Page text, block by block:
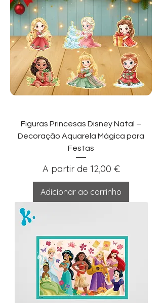
Figuras Princesas Disney Natal –
Decoração Aquarela Mágica para
Festas
A partir de 12,00 €
Preço promocional
Adicionar ao carrinho